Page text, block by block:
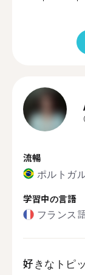
流暢
ポルトガ
学習中の言語
フランス
好きなトピ